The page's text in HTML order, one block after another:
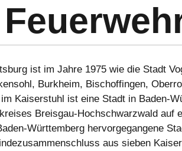
ist im Jahre 1975 wie die Stadt
Burkheim, Bischoffingen,
Kaiserstuhl ist eine Stadt in Baden-
Breisgau-Hochschwarzwald auf
Württemberg hervorgegangene
aus sieben